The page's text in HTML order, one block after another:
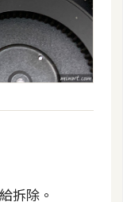
拆除。